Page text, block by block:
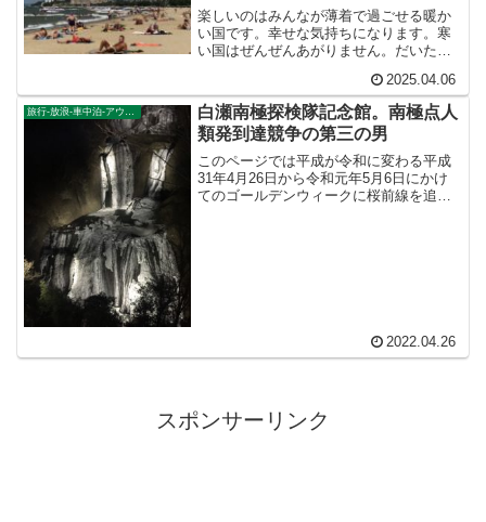
楽しいのはみんなが薄着で過ごせる暖か
い国です。幸せな気持ちになります。寒
い国はぜんぜんあがりません。だいたい
ら、テンション上がるわけないでしょう
に。そんな国がしあわせなわけないだ
ろ！
2025.04.06
旅行-放浪-車中泊-アウトドア
白瀬南極探検隊記念館。南極点人
類発到達競争の第三の男
このページでは平成が令和に変わる平成
31年4月26日から令和元年5月6日にかけ
てのゴールデンウィークに桜前線を追い
2022.04.26
スポンサーリンク